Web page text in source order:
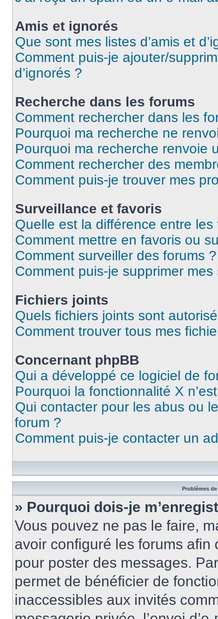
Amis et ignorés
Que sont mes listes d’amis et
Comment puis-je ajouter/
d’ignorés ?
Recherche dans les forums
Comment rechercher dans les
Pourquoi ma recherche ne
Pourquoi ma recherche renvoie
Comment rechercher des
Comment puis-je trouver mes
Surveillance et favoris
Quelle est la différence entre
Comment mettre en favoris ou
Comment surveiller des forums ?
Comment puis-je supprimer
Fichiers joints
Quels fichiers joints sont
Comment trouver tous mes
Concernant phpBB
Qui a développé ce logiciel de
Pourquoi la fonctionnalité X
Qui contacter pour les abus ou
forum ?
Comment puis-je contacter un
Problèmes
» Pourquoi dois-je
Vous pouvez ne pas le faire,
avoir configuré les forums afin
pour poster des messages.
permet de bénéficier de
inaccessibles aux invités